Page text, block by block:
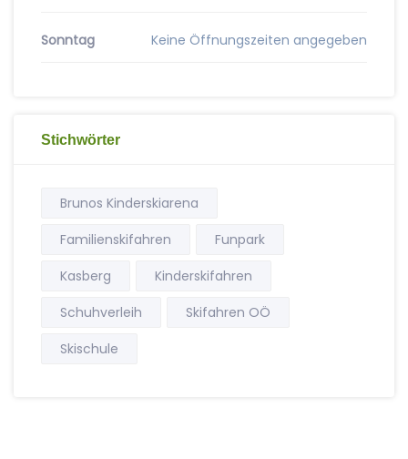
Sonntag Keine Öffnungszeiten angegeben
Stichwörter
Brunos Kinderskiarena
Familienskifahren
Funpark
Kasberg
Kinderskifahren
Schuhverleih
Skifahren OÖ
Skischule